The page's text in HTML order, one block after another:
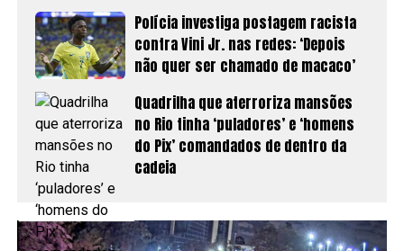
Polícia investiga postagem racista
contra Vini Jr. nas redes: ‘Depois
não quer ser chamado de macaco’
Quadrilha que aterroriza mansões
no Rio tinha ‘puladores’ e ‘homens
do Pix’ comandados de dentro da
cadeia